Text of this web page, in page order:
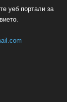
уеб портали за